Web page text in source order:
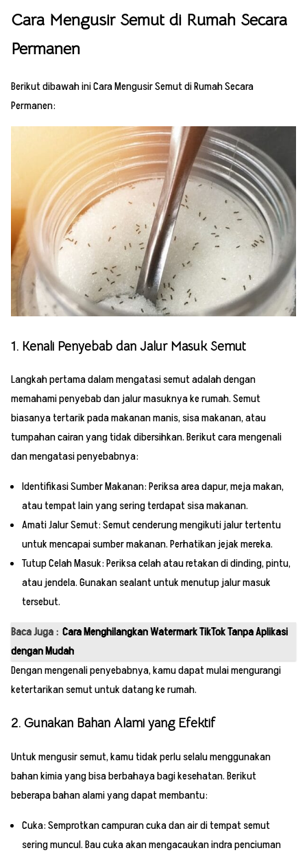
Cara Mengusir Semut di Rumah Secara
Permanen
Berikut dibawah ini Cara Mengusir Semut di Rumah Secara
Permanen:
1. Kenali Penyebab dan Jalur Masuk Semut
Langkah pertama dalam mengatasi semut adalah dengan
memahami penyebab dan jalur masuknya ke rumah. Semut
biasanya tertarik pada makanan manis, sisa makanan, atau
tumpahan cairan yang tidak dibersihkan. Berikut cara mengenali
dan mengatasi penyebabnya:
Identifikasi Sumber Makanan: Periksa area dapur, meja makan,
atau tempat lain yang sering terdapat sisa makanan.
Amati Jalur Semut: Semut cenderung mengikuti jalur tertentu
untuk mencapai sumber makanan. Perhatikan jejak mereka.
Tutup Celah Masuk: Periksa celah atau retakan di dinding, pintu,
atau jendela. Gunakan sealant untuk menutup jalur masuk
tersebut.
Baca Juga : Cara Menghilangkan Watermark TikTok Tanpa Aplikasi
dengan Mudah
Dengan mengenali penyebabnya, kamu dapat mulai mengurangi
ketertarikan semut untuk datang ke rumah.
2. Gunakan Bahan Alami yang Efektif
Untuk mengusir semut, kamu tidak perlu selalu menggunakan
bahan kimia yang bisa berbahaya bagi kesehatan. Berikut
beberapa bahan alami yang dapat membantu:
Cuka: Semprotkan campuran cuka dan air di tempat semut
sering muncul. Bau cuka akan mengacaukan indra penciuman